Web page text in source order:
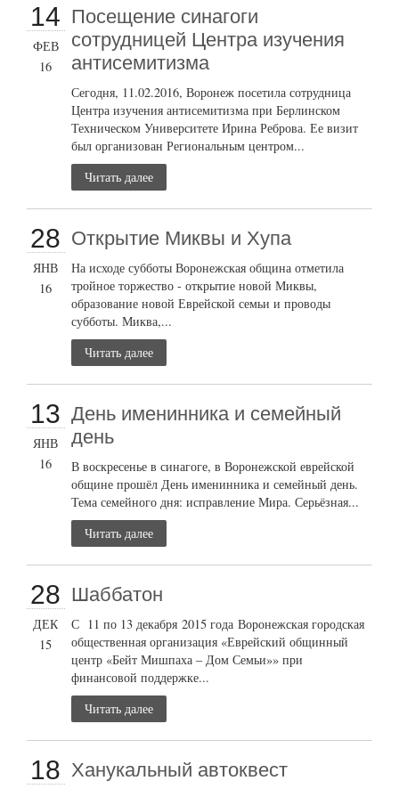
14
ФЕВ
16
Посещение синагоги
сотрудницей Центра изучения
антисемитизма
Сегодня, 11.02.2016, Воронеж посетила сотрудница
Центра изучения антисемитизма при Берлинском
Техническом Университете Ирина Реброва. Ее визит
был организован Региональным центром...
Читать далее
28
ЯНВ
16
Открытие Миквы и Хупа
На исходе субботы Воронежская община отметила
тройное торжество - открытие новой Миквы,
образование новой Еврейской семьи и проводы
субботы. Миква,...
Читать далее
13
ЯНВ
16
День именинника и семейный
день
В воскресенье в синагоге, в Воронежской еврейской
общине прошёл День именинника и семейный день.
Тема семейного дня: исправление Мира. Серьёзная...
Читать далее
28
ДЕК
15
Шаббатон
С 11 по 13 декабря 2015 года Воронежская городская
общественная организация «Еврейский общинный
центр «Бейт Мишпаха – Дом Семьи»» при
финансовой поддержке...
Читать далее
18 Ханукальный автоквест